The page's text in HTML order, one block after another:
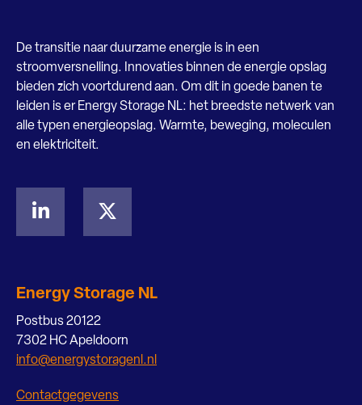
De transitie naar duurzame energie is in een
stroomversnelling. Innovaties binnen de energie opslag
bieden zich voortdurend aan. Om dit in goede banen te
leiden is er Energy Storage NL: het breedste netwerk van
alle typen energieopslag. Warmte, beweging, moleculen
en elektriciteit.
Energy Storage NL
Postbus 20122
7302 HC Apeldoorn
info@energystoragenl.nl
Contactgegevens